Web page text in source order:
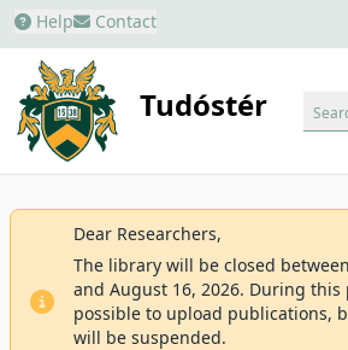
Help Contact
Tudóstér
Dear Researchers,
The library will be closed
and August 16, 2026. During
possible to upload publications,
will be suspended.